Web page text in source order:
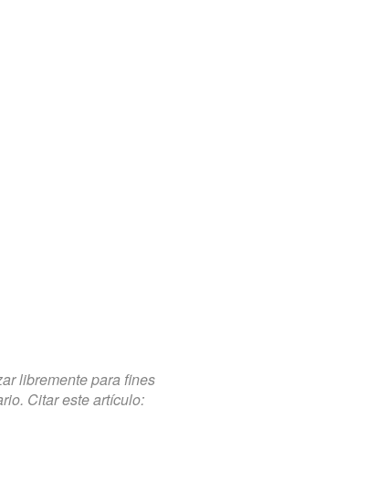
libremente para fines
Citar este artículo: